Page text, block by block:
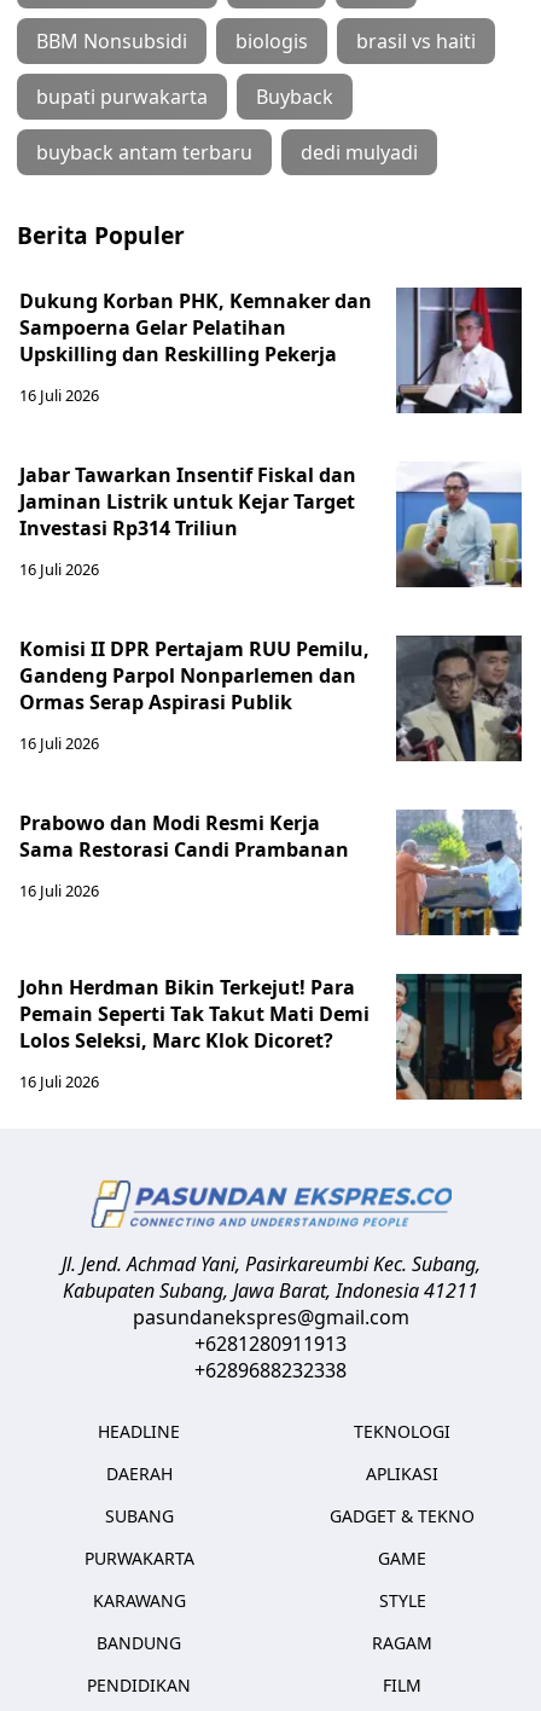
BBM Nonsubsidi biologis brasil vs haiti
bupati purwakarta Buyback
buyback antam terbaru dedi mulyadi
Berita Populer
Dukung Korban PHK, Kemnaker dan
Sampoerna Gelar Pelatihan
Upskilling dan Reskilling Pekerja
16 Juli 2026
Jabar Tawarkan Insentif Fiskal dan
Jaminan Listrik untuk Kejar Target
Investasi Rp314 Triliun
16 Juli 2026
Komisi II DPR Pertajam RUU Pemilu,
Gandeng Parpol Nonparlemen dan
Ormas Serap Aspirasi Publik
16 Juli 2026
Prabowo dan Modi Resmi Kerja
Sama Restorasi Candi Prambanan
16 Juli 2026
John Herdman Bikin Terkejut! Para
Pemain Seperti Tak Takut Mati Demi
Lolos Seleksi, Marc Klok Dicoret?
16 Juli 2026
Jl. Jend. Achmad Yani, Pasirkareumbi Kec. Subang,
Kabupaten Subang, Jawa Barat,Indonesia41211
pasundanekspres@gmail.com
+6281280911913
+6289688232338
HEADLINE
DAERAH
SUBANG
PURWAKARTA
KARAWANG
BANDUNG
PENDIDIKAN
TEKNOLOGI
APLIKASI
GADGET & TEKNO
GAME
STYLE
RAGAM
FILM